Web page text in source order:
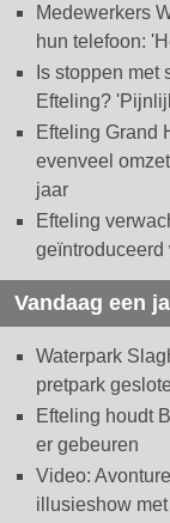
Medewerkers
hun telefoon:
Is stoppen
Efteling?
Efteling Grand
evenveel
jaar
Efteling
geïntroduceerd
Vandaag een
Waterpark
pretpark
Efteling houdt
er gebeuren
Video:
illusieshow